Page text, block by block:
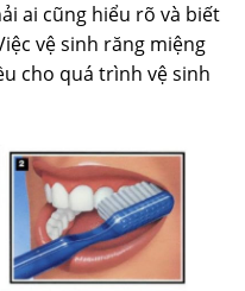
ai cũng hiểu rõ và biết
vệ sinh răng miệng
cho quá trình vệ sinh